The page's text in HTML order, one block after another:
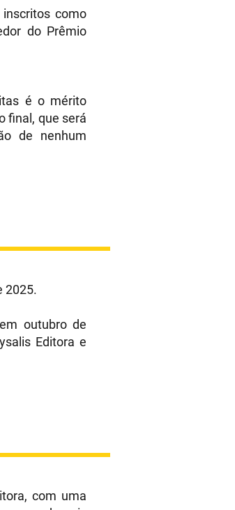
como
do Prêmio
é o mérito
final, que será
de nenhum
2025.
outubro de
Editora e
com uma